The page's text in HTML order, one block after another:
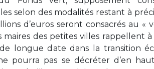
selon des modalités restant à
d’euros seront consacrés au «
maires des petites villes rappellent
de longue date dans la transition
pourra pas se décréter d’en